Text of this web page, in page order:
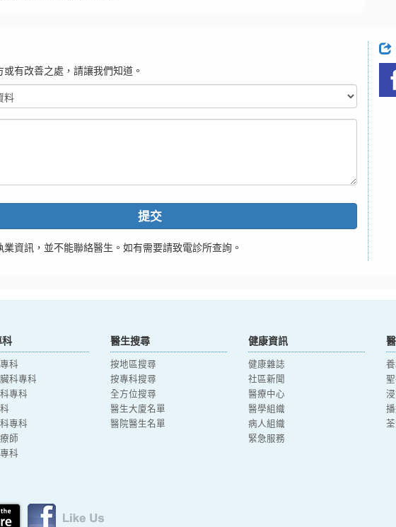
有改善之處，請讓我們知道。
提交
資訊，並不能聯絡醫生。如有需要請致電診所查詢。
科
科專科
專科
專科
師
科
醫生搜尋
按地區搜尋
按專科搜尋
全方位搜尋
醫生大廈名單
醫院醫生名單
健康資訊
健康雜誌
社區新聞
醫療中心
醫學組織
病人組織
緊急服務